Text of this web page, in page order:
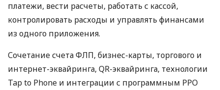
платежи, вести расчеты, работать с кассой,
контролировать расходы и управлять финансами
из одного приложения.
Сочетание счета ФЛП, бизнес-карты, торгового и
интернет-эквайринга, QR-эквайринга, технологии
Tap to Phone и интеграции с программным РРО